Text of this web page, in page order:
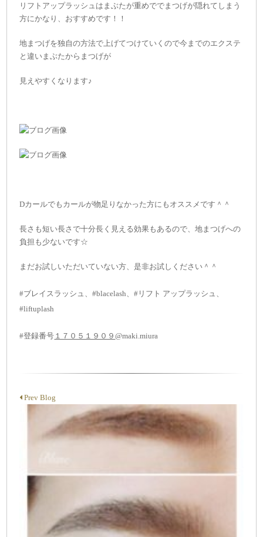
リフトアップラッシュはまぶたが重めででまつげが隠れてしまう
方にかなり、おすすめです！！
地まつげを独自の方法で上げてつけていくので今までのエクステ
と違いまぶたからまつげが
見えやすくなります♪
Dカールでもカールが物足りなかった方にもオススメです＾＾
長さも短い長さで十分長く見える効果もあるので、地まつげへの
負担も少ないです☆
まだお試しいただいていない方、是非お試しください＾＾
#ブレイスラッシュ、#blacelash、#リフト アップラッシュ、
#liftuplash
#登録番号 １７０５１９０９@maki.miura
Prev Blog